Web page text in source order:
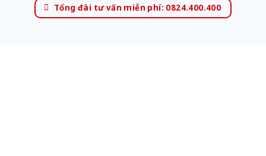
Tổng đài tư vấn miễn phí: 0824.400.400